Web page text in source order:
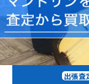
出張査